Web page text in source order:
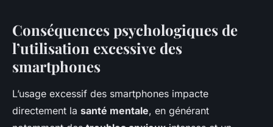
Conséquences psychologiques de
l’utilisation excessive des
smartphones
L’usage excessif des smartphones impacte
directement la santé mentale, en générant